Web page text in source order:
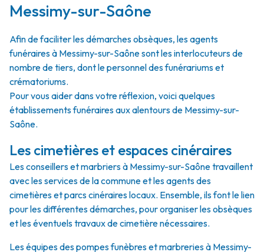
Messimy-sur-Saône
Afin de faciliter les démarches obsèques, les agents
funéraires à Messimy-sur-Saône sont les interlocuteurs de
nombre de tiers, dont le personnel des funérariums et
crématoriums.
Pour vous aider dans votre réflexion, voici quelques
établissements funéraires aux alentours de Messimy-sur-
Saône.
Les cimetières et espaces cinéraires
Les conseillers et marbriers à Messimy-sur-Saône travaillent
avec les services de la commune et les agents des
cimetières et parcs cinéraires locaux. Ensemble, ils font le lien
pour les différentes démarches, pour organiser les obsèques
et les éventuels travaux de cimetière nécessaires.
Les équipes des pompes funèbres et marbreries à Messimy-